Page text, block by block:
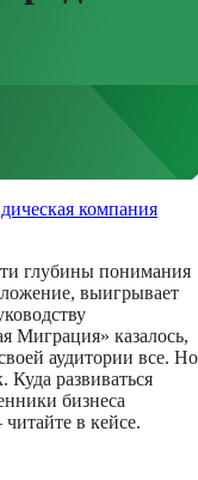
компания
глубины понимания
выигрывает
Миграция» казалось,
аудитории все. Но
Куда развиваться
бизнеса
в кейсе.